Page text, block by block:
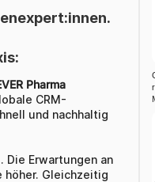
Pharma
CRM-
und nachhaltig
Erwartungen an
höher. Gleichzeitig